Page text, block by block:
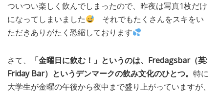
EVERYDAY – 日常ブログ
ついつい楽しく飲んでしまったので、昨夜は写真1枚だけ
になってしまいました
それでもたくさんをスキをい
ただきありがたく恐縮しております
さて、
「金曜日に飲む！」というのは、Fredagsbar（英:
Friday Bar）というデンマークの飲み文化のひとつ。 特に
大学生が金曜の午後から夜中まで盛り上がっていますが、